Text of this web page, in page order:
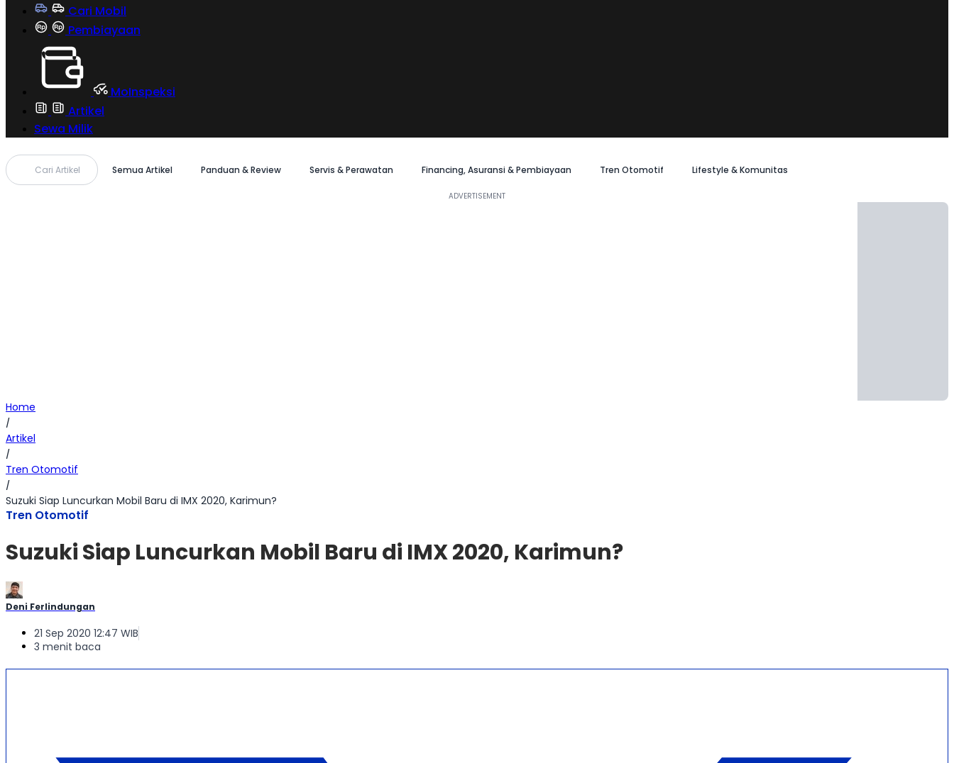
Cari Mobil
Pembiayaan
MoInspeksi
Artikel
Sewa Milik
Cari Artikel Semua Artikel Panduan & Review Servis & Perawatan Financing, Asuransi & Pembiayaan Tren Otomotif Lifestyle & Komunitas
Home
/
Artikel
/
Tren Otomotif
/
Suzuki Siap Luncurkan Mobil Baru di IMX 2020, Karimun?
Tren Otomotif
Suzuki Siap Luncurkan Mobil Baru di IMX 2020, Karimun?
Deni Ferlindungan
21 Sep 2020 12:47 WIB
3 menit baca